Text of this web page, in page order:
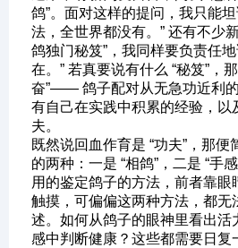
鸽”。面对这样的提问，我只能
法，全世界都没有。” 还有不少
鸽独门秘笈”，我同样要负责任
在。” 若真要说有什么 “秘笈”，
奋”—— 鸽子配对从无急功近利
有自己在实践中积累的经验，以
夫。
既然说回血作育是 “功夫”，那
的两种：一是 “相鸽”，二是 “手
用的鉴定鸽子的方法，前者靠眼
触摸，可偏偏这两种方法，都无
述。如何从鸽子的眼神里看出活
感中判断健康？这些都需要日复